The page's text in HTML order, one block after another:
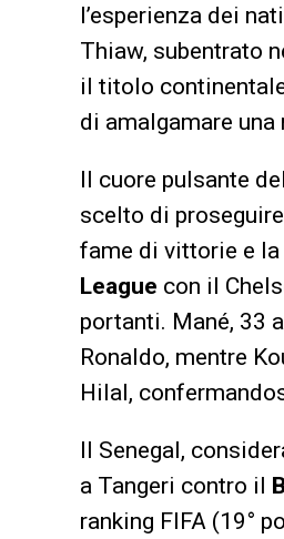
l’esperienza dei
Thiaw, subentrato
il titolo
di amalgamare
Il cuore pulsante
scelto di
fame di vittorie e
League con il
portanti. Mané, 33
Ronaldo, mentre
Hilal,
Il Senegal,
a Tangeri contro il
ranking FIFA (19°